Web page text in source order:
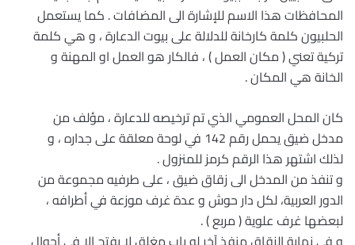
المحافظات هذا الاسم للإشارة الى المضافات . كما يستعمل
الحلبيون كلمة كارخانة للدلالة على بيوت الدعارة ، و هي كلمة
تركية تعني ( مكان العمل ) ، فالكار هو العمل او المهنة و
الخانة هي المكان .
كان المحل العمومي الذي تم ترخيصه للدعارة ، مؤلف من
مدخل ضيق يحمل رقم 142 في لوحة معلقة على جداره ، و
لذلك اشتهر هذا الرقم كرمز للمنزول .
و تنفذ من المدخل الى زقاق ضيق ، على طرفيه مجموعة من
الدور العربية، لكل دار حوش و عدة غرف موزعة في أطرافه ،
لبعضها غرف علوية ( مربع ) .